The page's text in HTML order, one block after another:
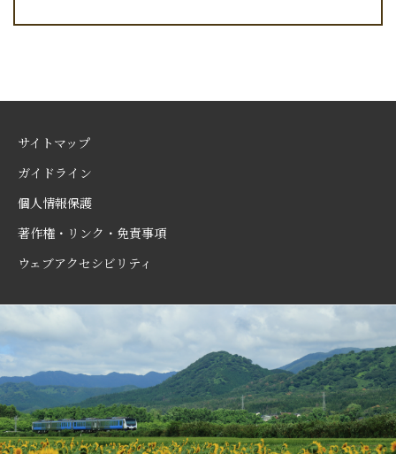
サイトマップ
ガイドライン
個人情報保護
著作権・リンク・免責事項
ウェブアクセシビリティ